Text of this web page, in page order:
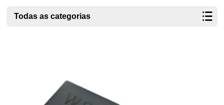
Todas as categorias